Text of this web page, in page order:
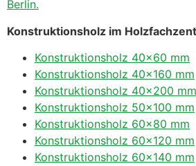
Berlin.
Konstruktionsholz im
Konstruktionsholz 40×60 mm
Konstruktionsholz 40×160 mm
Konstruktionsholz 40×200 mm
Konstruktionsholz 50×100 mm
Konstruktionsholz 60×80 mm
Konstruktionsholz 60×120 mm
Konstruktionsholz 60×140 mm